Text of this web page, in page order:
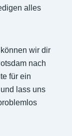
alles
wir dir
nach
für ein
lass uns